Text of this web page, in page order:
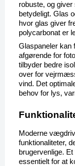
robuste, og
betydeligt. Glas
hvor glas giver
polycarbonat er
Glaspaneler kan
afgørende for
tilbyder bedre
over for
vind. Det
behov for lys,
Moderne
funktionaliteter,
brugervenlige.
essentielt for at